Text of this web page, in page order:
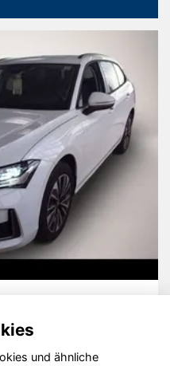
und ähnliche